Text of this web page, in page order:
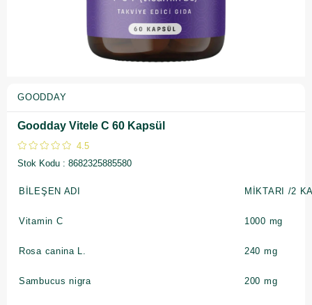
GOODDAY
Goodday Vitele C 60 Kapsül
4.5
Stok Kodu
8682325885580
BİLEŞEN ADI MİKTARI /2
Vitamin C 1000 mg
Rosa canina L. 240 mg
Sambucus nigra 200 mg